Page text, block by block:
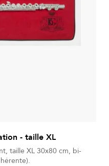
- taille XL
taille XL 30x80 cm, bi-